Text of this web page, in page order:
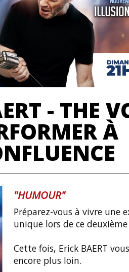
- THE
À
"HUMOUR"
Préparez-vous à vivre une
unique lors de ce
Cette fois, Erick BAERT
encore plus loin.